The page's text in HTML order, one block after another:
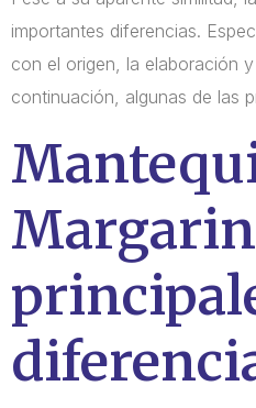
importantes diferencias.
con el origen, la elaboración
continuación, algunas de las